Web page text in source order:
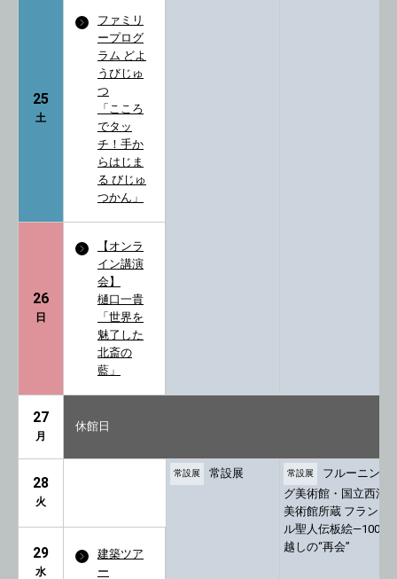
25
土
ファミリ
ープログ
ラム どよ
うびじゅ
つ
「こころ
でタッ
チ！手か
らはじま
る びじゅ
つかん」
26
日
【オンラ
イン講演
会】
樋口一貴
「世界を
魅了した
北斎の
藍」
27
月
休館日
28
火
常設展 常設展 常設展
フルーニン
グ美術館・国立西洋
美術館所蔵 フランド
ル聖人伝板絵―100年
越しの“再会”
29
水
建築ツア
ー